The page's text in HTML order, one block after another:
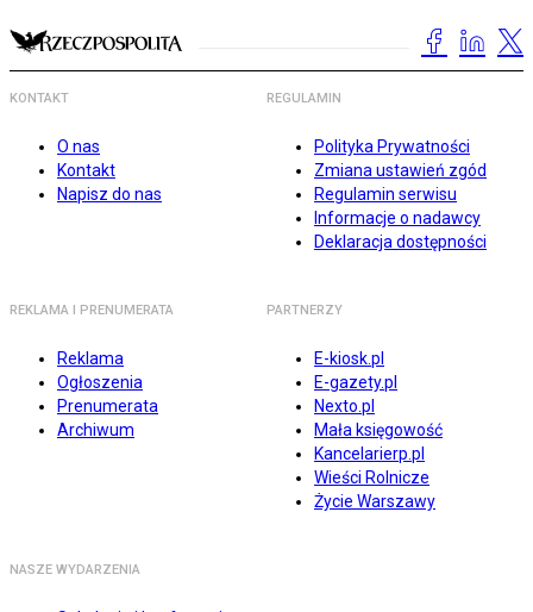
KONTAKT
O nas
Kontakt
Napisz do nas
REGULAMIN
Polityka Prywatności
Zmiana ustawień zgód
Regulamin serwisu
Informacje o nadawcy
Deklaracja dostępności
REKLAMA I PRENUMERATA
Reklama
Ogłoszenia
Prenumerata
Archiwum
PARTNERZY
E-kiosk.pl
E-gazety.pl
Nexto.pl
Mała księgowość
Kancelarierp.pl
Wieści Rolnicze
Życie Warszawy
NASZE WYDARZENIA